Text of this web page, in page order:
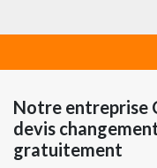
Notre entreprise
devis
gratuitement